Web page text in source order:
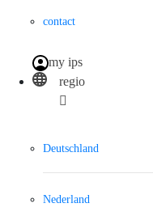
contact
my ips
regio
Deutschland
Nederland